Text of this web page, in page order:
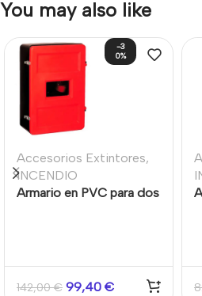
You may also like
-3
0%
Accesorios Extintores,
INCENDIO
Armario en PVC para dos
142,00€ 99,40 €